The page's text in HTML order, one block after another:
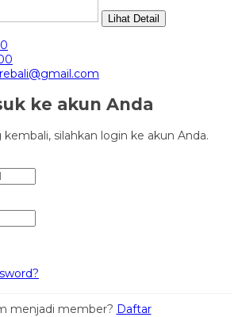
Lihat Detail
ke akun Anda
silahkan login ke akun Anda.
menjadi member? Daftar